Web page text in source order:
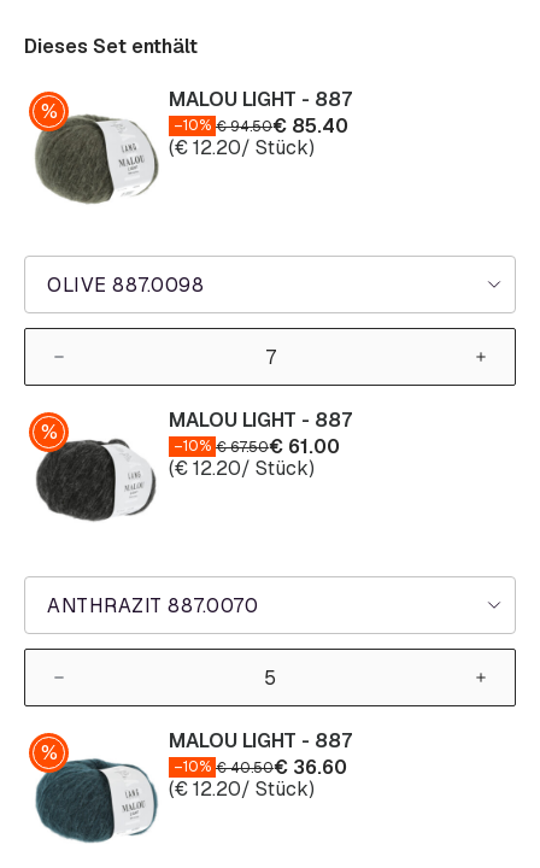
Dieses Set enthält
OLIVE 887.0098
MALOU LIGHT - 887
–10% €94.50€ 85.40
(€12.20/ Stück)
ANTHRAZIT 887.0070
MALOU LIGHT - 887
–10% €67.50€ 61.00
(€12.20/ Stück)
MALOU LIGHT - 887
–10% €40.50€ 36.60
(€12.20/ Stück)